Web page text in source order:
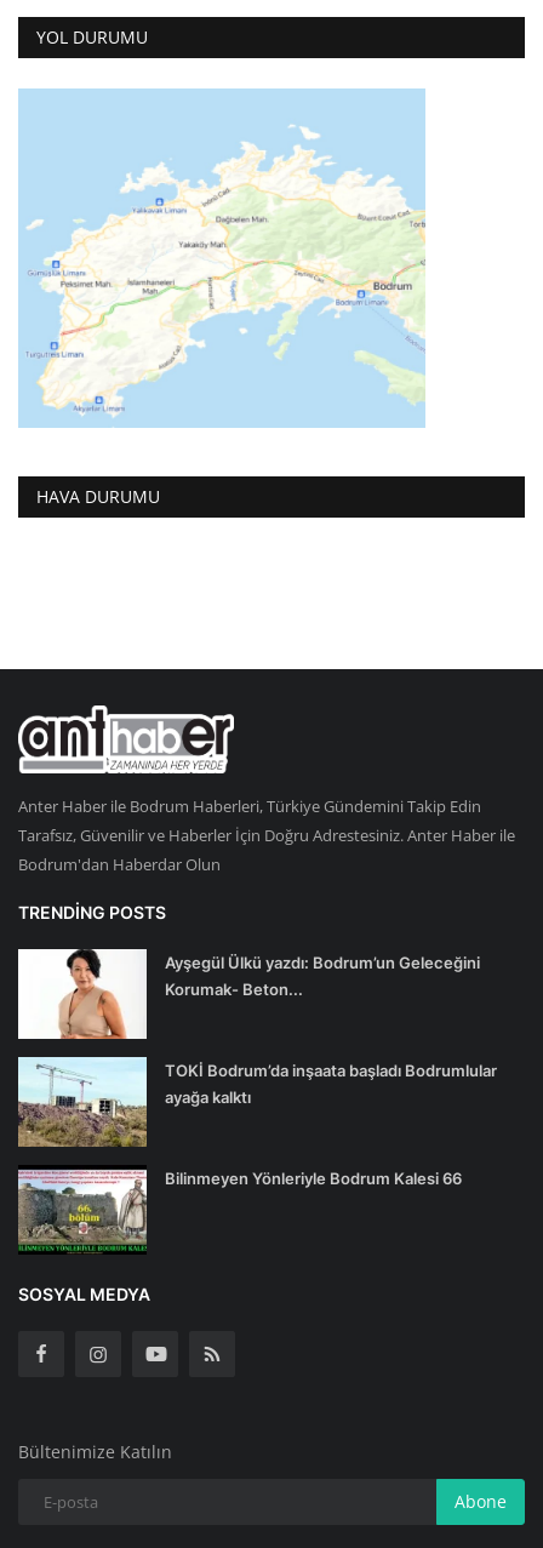
YOL DURUMU
HAVA DURUMU
Anter Haber ile Bodrum Haberleri, Türkiye Gündemini Takip Edin
Tarafsız, Güvenilir ve Haberler İçin Doğru Adrestesiniz. Anter Haber ile
Bodrum'dan Haberdar Olun
TRENDING POSTS
Ayşegül Ülkü yazdı: Bodrum’un Geleceğini
Korumak- Beton...
TOKİ Bodrum’da inşaata başladı Bodrumlular
ayağa kalktı
Bilinmeyen Yönleriyle Bodrum Kalesi 66
SOSYAL MEDYA
Bültenimize Katılın
Abone